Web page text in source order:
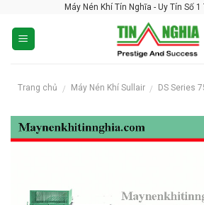
content
Máy Nén Khí Tín Nghĩa - Uy Tín Số
Trang chủ / Máy Nén Khí Sullair / DS Series